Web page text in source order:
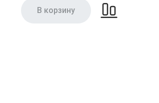
В корзину